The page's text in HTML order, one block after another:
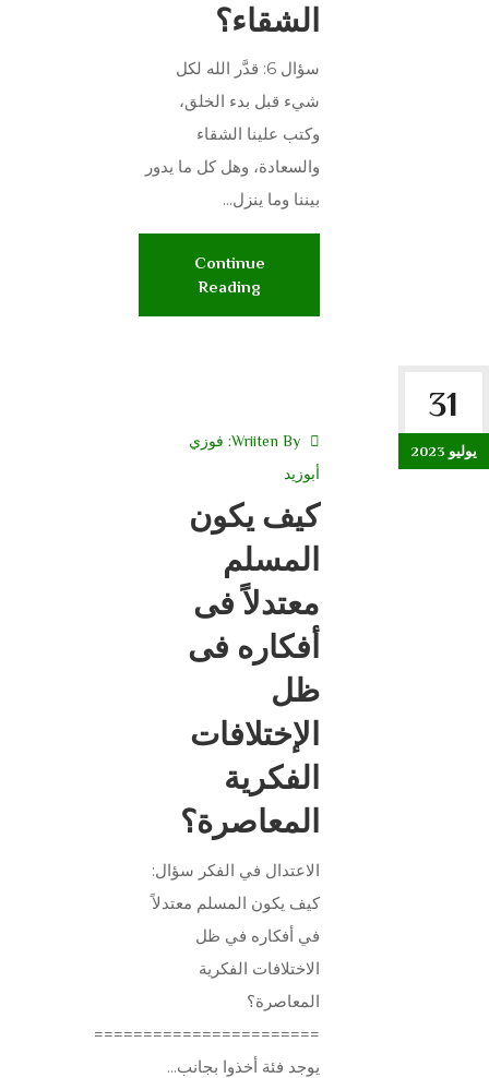
الشقاء؟
سؤال 6: قدَّر الله لكل
شيء قبل بدء الخلق،
وكتب علينا الشقاء
والسعادة، وهل كل ما يدور
بيننا وما ينزل...
Continue
Reading
31
يوليو 2023
Wriiten By: فوزي
أبوزيد
كيف يكون
المسلم
معتدلاً فى
أفكاره فى
ظل
الإختلافات
الفكرية
المعاصرة؟
الاعتدال في الفكر سؤال:
كيف يكون المسلم معتدلاً
في أفكاره في ظل
الاختلافات الفكرية
المعاصرة؟
=======================
يوجد فئة أخذوا بجانب...